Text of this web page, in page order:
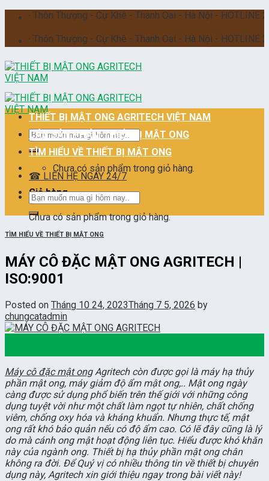
Skip
content
Thượng - Cự Khê - Thanh Oai - Hà Nội - HOTLINE 24/7
Thượng - Cự Khê - Thanh Oai - Hà Nội - HOTLINE 24/7
Tìm
kiếm:
Chưa có sản phẩm trong giỏ hàng.
Giỏ hàng
Chưa có sản phẩm trong giỏ hàng.
THIẾT BỊ MẬT ONG AGRITECH VIỆT NAM
CÁC SẢN PHẨM THIẾT BỊ MẬT ONG
TÌM HIỂU VỀ THIẾT BỊ MẬT ONG
☎ LIÊN HỆ NGAY 24/7
Tìm
kiếm:
TÌM HIỂU VỀ THIẾT BỊ MẬT ONG
MÁY CÔ ĐẶC MẬT ONG AGRITECH |
ISO:9001
Posted on Tháng 10 24, 2023Tháng 7 5, 2026 by
chungcatadmin
Máy cô đặc mật ongAgritech còn được gọi là máy hạ thủy
phần mật ong, máy giảm độ ẩm mật ong,.. Mật ong ngày
càng được sử dụng phổ biến trên thế giới với những công
dụng tuyệt vời như một chất làm ngọt tự nhiên, chất chống
viêm, chống oxy hóa và kháng khuẩn. Nhưng thực tế, mật
ong rất khó bảo quản nếu có độ ẩm cao. Có lẽ đây cũng là lý
do mà cánh ong mật hoạt động liên tục. Hiểu được khó khăn
này của ngành ong. Thiết bị hạ thủy phần mật ong chân
không ra đời. Để Quý vị có nhiều thông tin về thiết bị chuyên
dụng này, Agritech xin giới thiệu ngay trong bài viết này!